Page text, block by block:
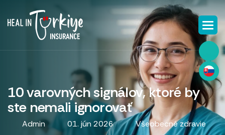
10 varovných signálov, ktoré by
ste nemali ignorovať
Admin 01. jún 2026 Všeobecné zdravie